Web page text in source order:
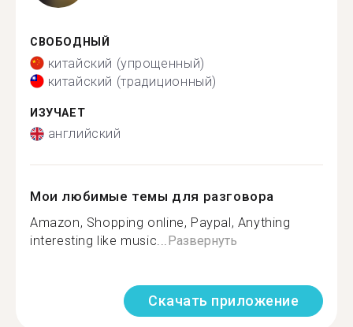
СВОБОДНЫЙ
китайский (упрощенный)
китайский (традиционный)
ИЗУЧАЕТ
английский
Мои любимые темы для разговора
Amazon, Shopping online, Paypal, Anything
interesting like music...Развернуть
Скачать приложение